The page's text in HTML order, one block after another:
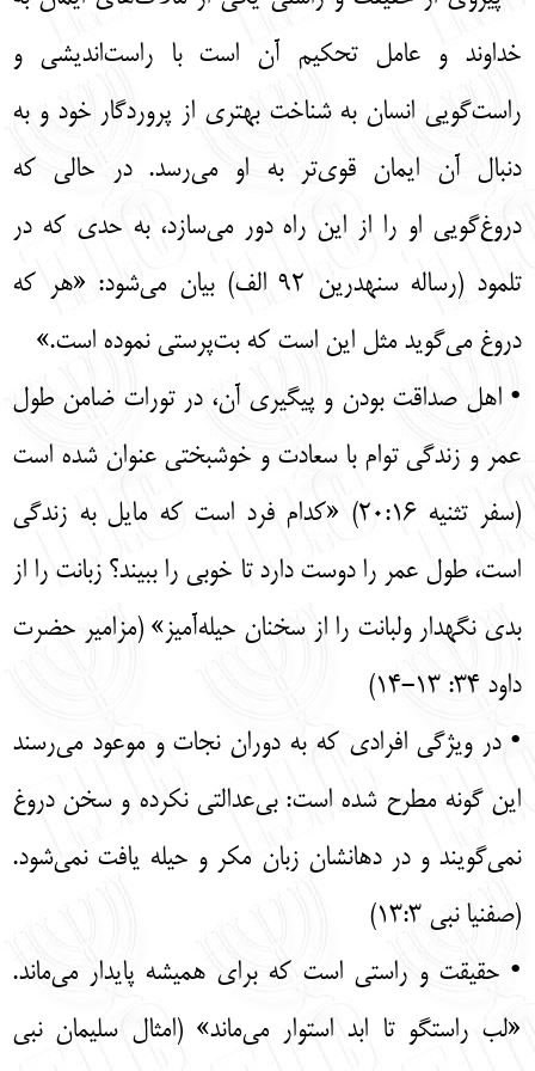
خداوند و عامل تحکیم آن است با راست‌اندیشی و
راست‌گویی انسان به شناخت بهتری از پروردگار خود و به
دنبال آن ایمان قوی‌تر به او می‌رسد. در حالی که
دروغ‌گویی او را از این راه دور می‌سازد، به حدی که در
تلمود (رساله سنهدرین 92 الف) بیان می‌شود: «هر که
دروغ می‌گوید مثل این است که بت‌پرستی نموده است.»
• اهل صداقت بودن و پیگیری آن، در تورات ضامن طول
عمر و زندگی توام با سعادت و خوشبختی عنوان شده است
(سفر تثنیه 20:16) «کدام فرد است که مایل به زندگی
است، طول عمر را دوست دارد تا خوبی را ببیند؟ زبانت را از
بدی نگهدار ولبانت را از سخنان حیله‌‌آمیز» (مزامیر حضرت
داود 34: 13-14)
• در ویژگی افرادی که به دوران نجات و موعود می‌رسند
این گونه مطرح شده است: بی‌عدالتی نکرده و سخن دروغ
نمی‌گویند و در دهانشان زبان مکر و حیله یافت نمی‌شود.
(صفنیا نبی 13:3)
• حقیقت و راستی است که برای همیشه پایدار می‌ماند.
«لب راستگو تا ابد استوار می‌ماند» (امثال سلیمان نبی